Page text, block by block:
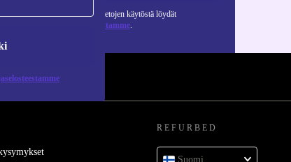
Lisätietoja henkilötietojen käytöstä löydät
tietosuojaselosteestamme.
REFURBED
Suomi